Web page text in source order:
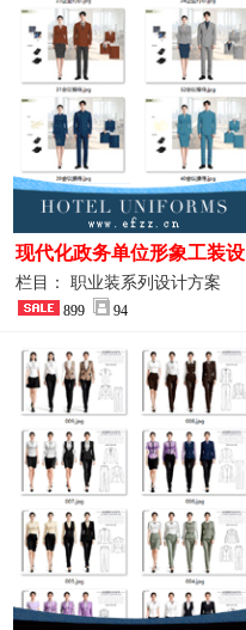
现代化政务单位形象工装设
计｜国风会务接待西装制服
整套方案
栏目： 职业装系列设计方案
899 94